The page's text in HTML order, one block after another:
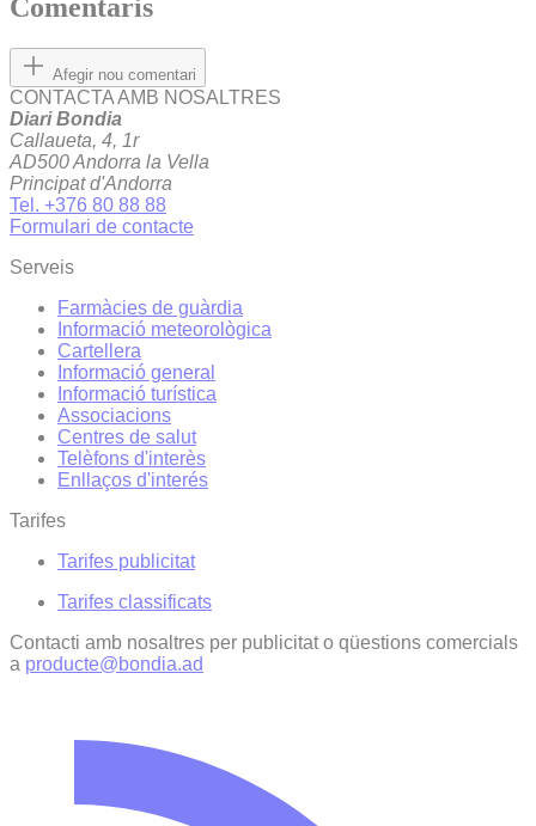
Comentaris
Afegir nou comentari
CONTACTA AMB NOSALTRES
Diari Bondia
Callaueta, 4, 1r
AD500 Andorra la Vella
Principat d'Andorra
Tel. +376 80 88 88
Formulari de contacte
Serveis
Farmàcies de guàrdia
Informació meteorològica
Cartellera
Informació general
Informació turística
Associacions
Centres de salut
Telèfons d'interès
Enllaços d'interés
Tarifes
Tarifes publicitat
Tarifes classificats
Contacti amb nosaltres per publicitat o qüestions comercials
a producte@bondia.ad